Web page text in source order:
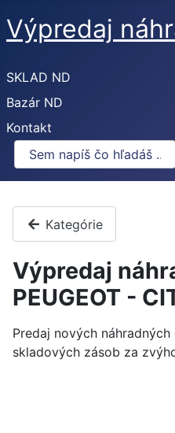
Výpredaj
SKLAD ND
Bazár ND
Kontakt
Kategórie
Výpredaj
PEUGEOT -
Predaj nových
skladových zásob za